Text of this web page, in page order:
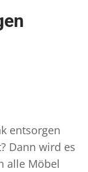
entsorgen
Dann wird es
alle Möbel